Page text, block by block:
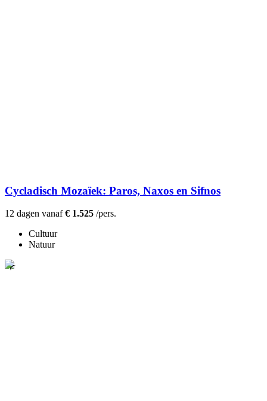
Cycladisch Mozaïek: Paros, Naxos en Sifnos
12 dagen vanaf€ 1.525 /pers.
Cultuur
Natuur